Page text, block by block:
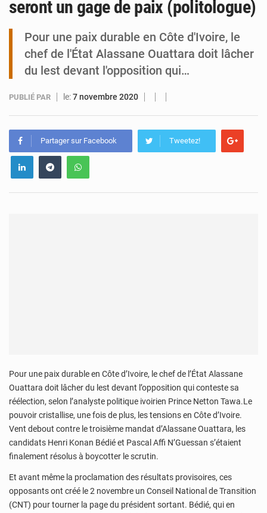
seront un gage de paix (politologue)
Pour une paix durable en Côte d'Ivoire, le
chef de l'État Alassane Ouattara doit lâcher
du lest devant l'opposition qui…
PUBLIÉ PAR le:7 novembre 2020
Partager sur Facebook Tweetez!
Pour une paix durable en Côte d’Ivoire, le chef de l’État Alassane
Ouattara doit lâcher du lest devant l’opposition qui conteste sa
réélection, selon l’analyste politique ivoirien Prince Netton Tawa.Le
pouvoir cristallise, une fois de plus, les tensions en Côte d’Ivoire.
Vent debout contre le troisième mandat d’Alassane Ouattara, les
candidats Henri Konan Bédié et Pascal Affi N’Guessan s’étaient
finalement résolus à boycotter le scrutin.
Et avant même la proclamation des résultats provisoires, ces
opposants ont créé le 2 novembre un Conseil National de Transition
(CNT) pour tourner la page du président sortant. Bédié, qui en